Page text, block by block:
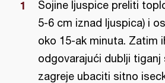
Sojine ljuspice preliti
5-6 cm iznad ljuspica) i
oko 15-ak minuta. Zatim
odgovarajući dublji tiganj
zagreje ubaciti sitno